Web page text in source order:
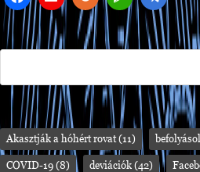
Akasztják a hóhért rovat(11)
COVID-19 (8) deviációk (42)